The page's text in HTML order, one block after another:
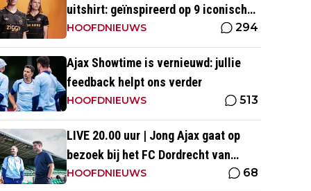
uitshirt: geïnspireerd op 9 iconische
momenten uit clubhistorie
HOOFDNIEUWS 294
Ajax Showtime is vernieuwd: jullie
feedback helpt ons verder
HOOFDNIEUWS 513
LIVE 20.00 uur | Jong Ajax gaat op
bezoek bij het FC Dordrecht van
Nuijten
HOOFDNIEUWS 68